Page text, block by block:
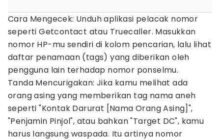
Cara Mengecek: Unduh aplikasi pelacak nomor
seperti Getcontact atau Truecaller. Masukkan
nomor HP-mu sendiri di kolom pencarian, lalu lihat
daftar penamaan (tags) yang diberikan oleh
pengguna lain terhadap nomor ponselmu.
Tanda Mencurigakan: Jika kamu melihat ada
orang asing yang memberikan tag nama aneh
seperti "Kontak Darurat [Nama Orang Asing]",
"Penjamin Pinjol", atau bahkan "Target DC", kamu
harus langsung waspada. Itu artinya nomor